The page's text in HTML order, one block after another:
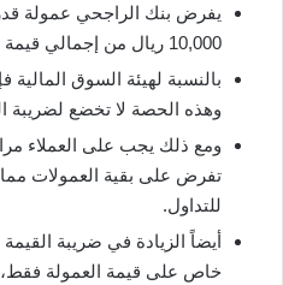
10,000 ريال من إجمالي قيمة عملية بيع الأسهم.
وهذه الحصة لا تخضع لضريبة
ومع ذلك يجب على العملاء
تفرض على بقية العمولات مما
للتداول.
أيضاً الزيادة في ضريبة
خاص على قيمة العمولة فقط،